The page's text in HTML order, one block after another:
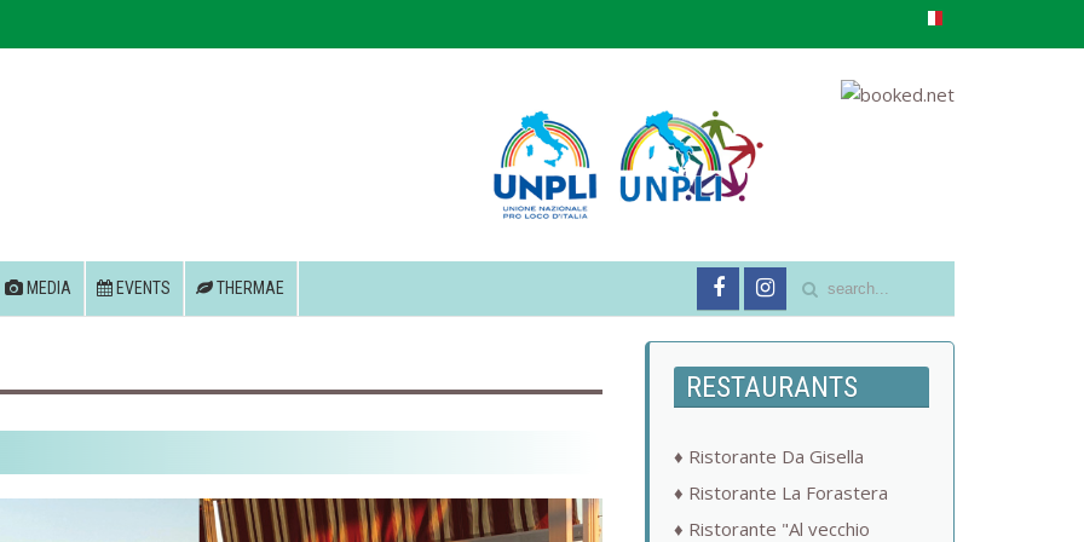
MEDIA EVENTS THERMAE
RESTAURANTS
Ristorante Da Gisella
Ristorante La Forastera
Ristorante "Al vecchio